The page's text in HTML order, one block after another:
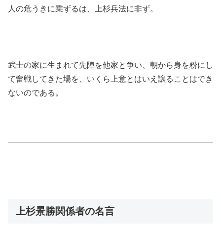
人の危うきに乗ずるは、上杉兵法に非ず。
武士の家に生まれて先陣を他家と争い、朝から身を粉にし
て奮戦してきた場を、いくら上意とはいえ譲ることはでき
ないのである。
上杉景勝関係者の名言